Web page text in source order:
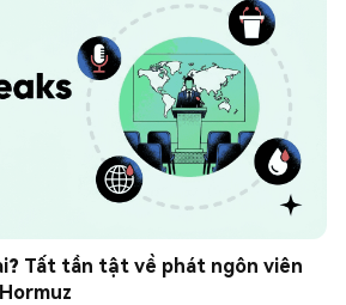
Tất tần tật về phát ngôn viên